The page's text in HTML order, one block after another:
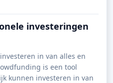
investeringen
in van alles en
is een tool
kunnen investeren in van